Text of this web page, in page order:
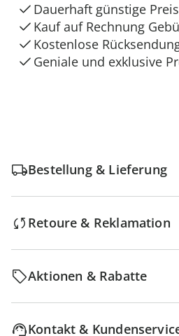
Dauerhaft günstige
Kauf auf Rechnung
Kostenlose
Geniale und exklusive
Bestellung & Lieferung
Retoure & Reklamation
Aktionen & Rabatte
Kontakt &